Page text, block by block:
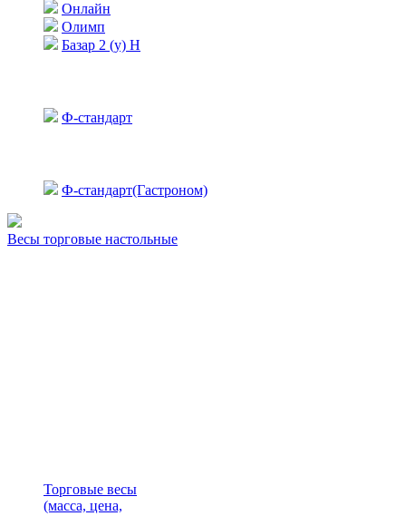
Онлайн
Олимп
Базар 2 (у) Н
Ф-стандарт
Ф-стандарт(Гастроном)
Весы торговые настольные
Торговые весы
(масса, цена,